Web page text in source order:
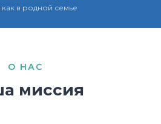
как в родной семье
О НАС
миссия